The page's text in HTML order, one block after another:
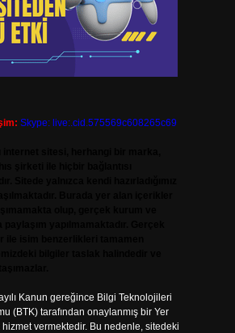
Skype: live:.cid.575569c608265c69
Kanun gereğince Bilgi Teknolojileri
(BTK) tarafından onaylanmış bir Yer
hizmet vermektedir. Bu nedenle, sitedeki